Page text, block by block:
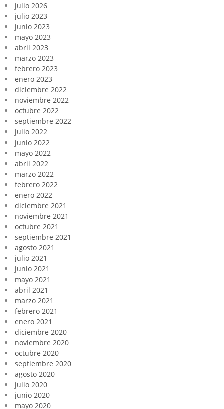
julio 2026
julio 2023
junio 2023
mayo 2023
abril 2023
marzo 2023
febrero 2023
enero 2023
diciembre 2022
noviembre 2022
octubre 2022
septiembre 2022
julio 2022
junio 2022
mayo 2022
abril 2022
marzo 2022
febrero 2022
enero 2022
diciembre 2021
noviembre 2021
octubre 2021
septiembre 2021
agosto 2021
julio 2021
junio 2021
mayo 2021
abril 2021
marzo 2021
febrero 2021
enero 2021
diciembre 2020
noviembre 2020
octubre 2020
septiembre 2020
agosto 2020
julio 2020
junio 2020
mayo 2020